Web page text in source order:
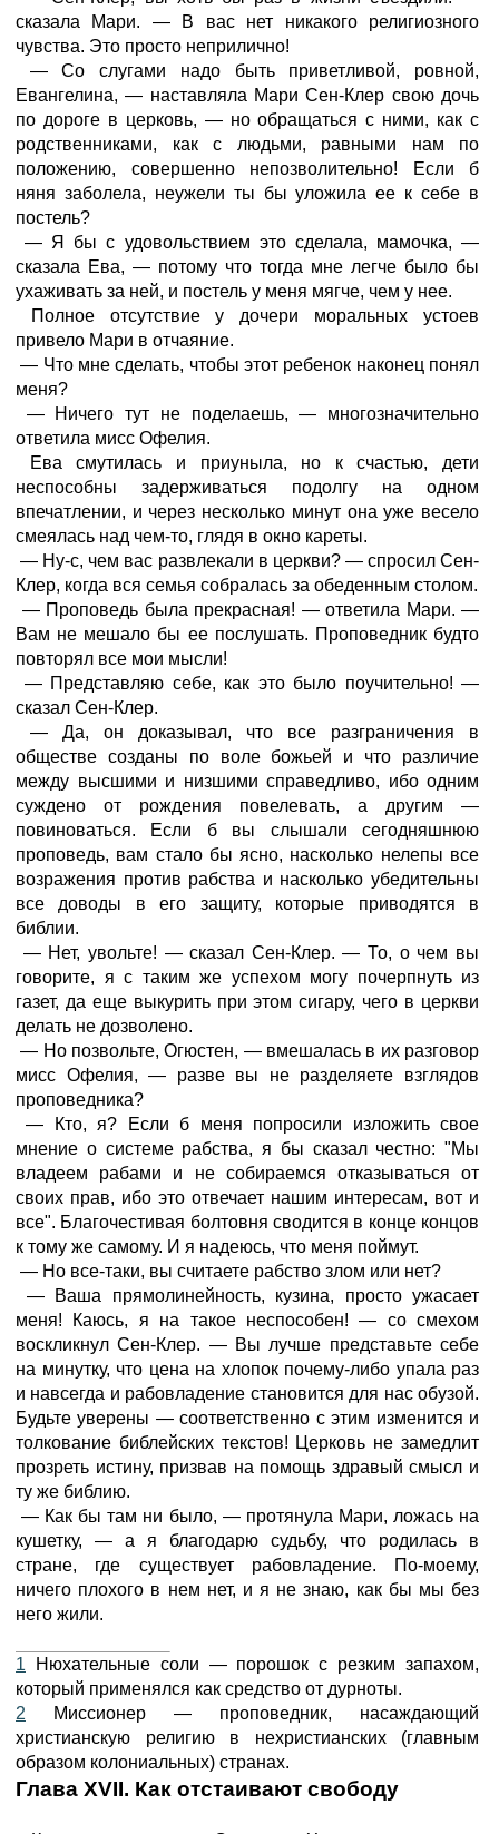
сказала Мари. — В вас нет никакого религиозного
чувства. Это просто неприлично!
— Со слугами надо быть приветливой, ровной,
Евангелина, — наставляла Мари Сен-Клер свою дочь
по дороге в церковь, — но обращаться с ними, как с
родственниками, как с людьми, равными нам по
положению, совершенно непозволительно! Если б
няня заболела, неужели ты бы уложила ее к себе в
постель?
— Я бы с удовольствием это сделала, мамочка, —
сказала Ева, — потому что тогда мне легче было бы
ухаживать за ней, и постель у меня мягче, чем у нее.
Полное отсутствие у дочери моральных устоев
привело Мари в отчаяние.
— Что мне сделать, чтобы этот ребенок наконец понял
меня?
— Ничего тут не поделаешь, — многозначительно
ответила мисс Офелия.
Ева смутилась и приуныла, но к счастью, дети
неспособны задерживаться подолгу на одном
впечатлении, и через несколько минут она уже весело
смеялась над чем-то, глядя в окно кареты.
— Ну-с, чем вас развлекали в церкви? — спросил Сен-
Клер, когда вся семья собралась за обеденным столом.
— Проповедь была прекрасная! — ответила Мари. —
Вам не мешало бы ее послушать. Проповедник будто
повторял все мои мысли!
— Представляю себе, как это было поучительно! —
сказал Сен-Клер.
— Да, он доказывал, что все разграничения в
обществе созданы по воле божьей и что различие
между высшими и низшими справедливо, ибо одним
суждено от рождения повелевать, а другим —
повиноваться. Если б вы слышали сегодняшнюю
проповедь, вам стало бы ясно, насколько нелепы все
возражения против рабства и насколько убедительны
все доводы в его защиту, которые приводятся в
библии.
— Нет, увольте! — сказал Сен-Клер. — То, о чем вы
говорите, я с таким же успехом могу почерпнуть из
газет, да еще выкурить при этом сигару, чего в церкви
делать не дозволено.
— Но позвольте, Огюстен, — вмешалась в их разговор
мисс Офелия, — разве вы не разделяете взглядов
проповедника?
— Кто, я? Если б меня попросили изложить свое
мнение о системе рабства, я бы сказал честно: "Мы
владеем рабами и не собираемся отказываться от
своих прав, ибо это отвечает нашим интересам, вот и
все". Благочестивая болтовня сводится в конце концов
к тому же самому. И я надеюсь, что меня поймут.
— Но все-таки, вы считаете рабство злом или нет?
— Ваша прямолинейность, кузина, просто ужасает
меня! Каюсь, я на такое неспособен! — со смехом
воскликнул Сен-Клер. — Вы лучше представьте себе
на минутку, что цена на хлопок почему-либо упала раз
и навсегда и рабовладение становится для нас обузой.
Будьте уверены — соответственно с этим изменится и
толкование библейских текстов! Церковь не замедлит
прозреть истину, призвав на помощь здравый смысл и
ту же библию.
— Как бы там ни было, — протянула Мари, ложась на
кушетку, — а я благодарю судьбу, что родилась в
стране, где существует рабовладение. По-моему,
ничего плохого в нем нет, и я не знаю, как бы мы без
него жили.
1 Нюхательные соли — порошок с резким запахом,
который применялся как средство от дурноты.
2 Миссионер — проповедник, насаждающий
христианскую религию в нехристианских (главным
образом колониальных) странах.
Глава XVII. Как отстаивают свободу